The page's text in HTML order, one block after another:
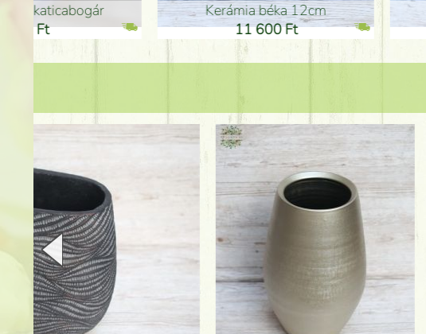
Kerámia béka 12cm
11 600 Ft
Kerámia béka 12cm
11 600 Ft